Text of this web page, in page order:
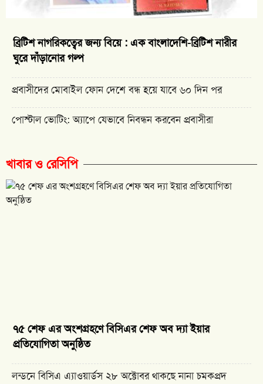
ব্রিটিশ নাগরিকত্বের জন্য বিয়ে : এক বাংলাদেশি-ব্রিটিশ নারীর
ঘুরে দাঁড়ানোর গল্প
প্রবাসীদের মোবাইল ফোন দেশে বন্ধ হয়ে যাবে ৬০ দিন পর
পোস্টাল ভোটিং: অ্যাপে যেভাবে নিবন্ধন করবেন প্রবাসীরা
খাবার ও রেসিপি
৭৫ শেফ এর অংশগ্রহণে বিসিএর শেফ অব দ্যা ইয়ার
প্রতিযোগিতা অনুষ্ঠিত
লন্ডনে বিসিএ এ্যাওয়ার্ডস ২৮ অক্টোবর থাকছে নানা চমকপ্রদ